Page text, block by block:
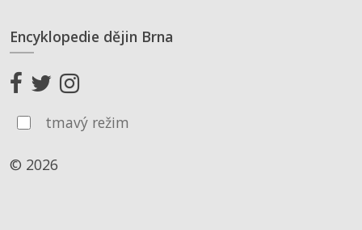
Encyklopedie dějin Brna
tmavý režim
© 2026